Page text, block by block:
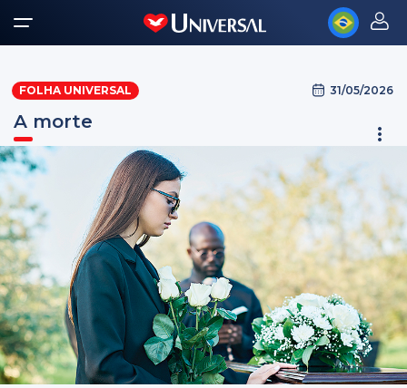
FOLHA UNIVERSAL 31/05/2026
A morte